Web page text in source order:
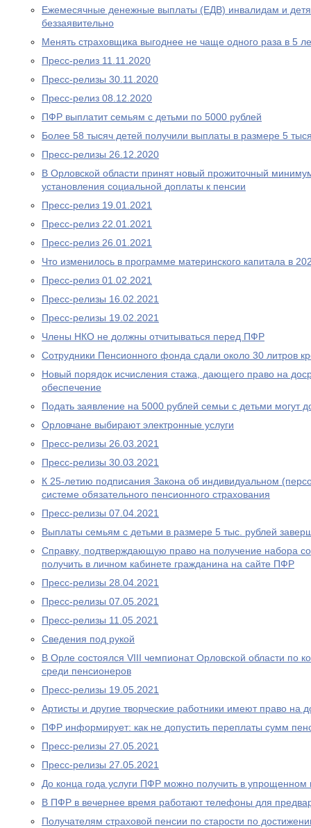
Ежемесячные денежные выплаты (ЕДВ) инвалидам и
беззаявительно
Менять страховщика выгоднее не чаще одного раза в 5
Пресс-релиз 11.11.2020
Пресс-релизы 30.11.2020
Пресс-релиз 08.12.2020
ПФР выплатит семьям с детьми по 5000 рублей
Более 58 тысяч детей получили выплаты в размере 5
Пресс-релизы 26.12.2020
В Орловской области принят новый прожиточный
установления социальной доплаты к пенсии
Пресс-релиз 19.01.2021
Пресс-релиз 22.01.2021
Пресс-релиз 26.01.2021
Что изменилось в программе материнского капитала в
Пресс-релиз 01.02.2021
Пресс-релизы 16.02.2021
Пресс-релизы 19.02.2021
Члены НКО не должны отчитываться перед ПФР
Сотрудники Пенсионного фонда сдали около 30 литров
Новый порядок исчисления стажа, дающего право на
обеспечение
Подать заявление на 5000 рублей семьи с детьми могут
Орловчане выбирают электронные услуги
Пресс-релизы 26.03.2021
Пресс-релизы 30.03.2021
К 25-летию подписания Закона об индивидуальном
системе обязательного пенсионного страхования
Пресс-релизы 07.04.2021
Выплаты семьям с детьми в размере 5 тыс. рублей
Справку, подтверждающую право на получение набора
получить в личном кабинете гражданина на сайте ПФР
Пресс-релизы 28.04.2021
Пресс-релизы 07.05.2021
Пресс-релизы 11.05.2021
Сведения под рукой
В Орле состоялся VIII чемпионат Орловской области по
среди пенсионеров
Пресс-релизы 19.05.2021
Артисты и другие творческие работники имеют право на
ПФР информирует: как не допустить переплаты сумм
Пресс-релизы 27.05.2021
Пресс-релизы 27.05.2021
До конца года услуги ПФР можно получить в упрощенном
В ПФР в вечернее время работают телефоны для
Получателям страховой пенсии по старости по